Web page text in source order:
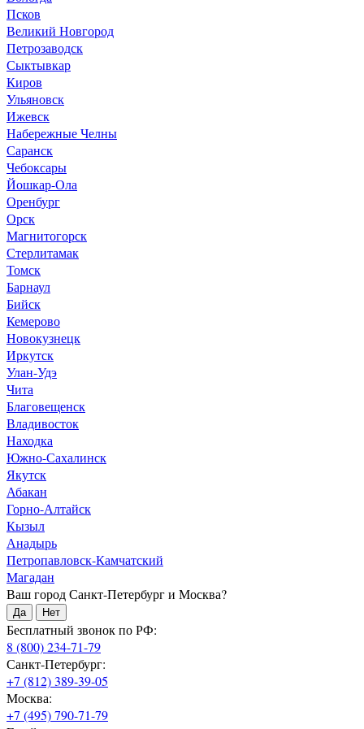
Псков
Великий Новгород
Петрозаводск
Сыктывкар
Киров
Ульяновск
Ижевск
Набережные Челны
Саранск
Чебоксары
Йошкар-Ола
Оренбург
Орск
Магнитогорск
Стерлитамак
Томск
Барнаул
Бийск
Кемерово
Новокузнецк
Иркутск
Улан-Удэ
Чита
Благовещенск
Владивосток
Находка
Южно-Сахалинск
Якутск
Абакан
Горно-Алтайск
Кызыл
Анадырь
Петропавловск-Камчатский
Магадан
Ваш город Санкт-Петербург и Москва?
Да Нет
Бесплатный звонок по РФ:
8 (800) 234-71-79
Санкт-Петербург:
+7 (812) 389-39-05
Москва:
+7 (495) 790-71-79